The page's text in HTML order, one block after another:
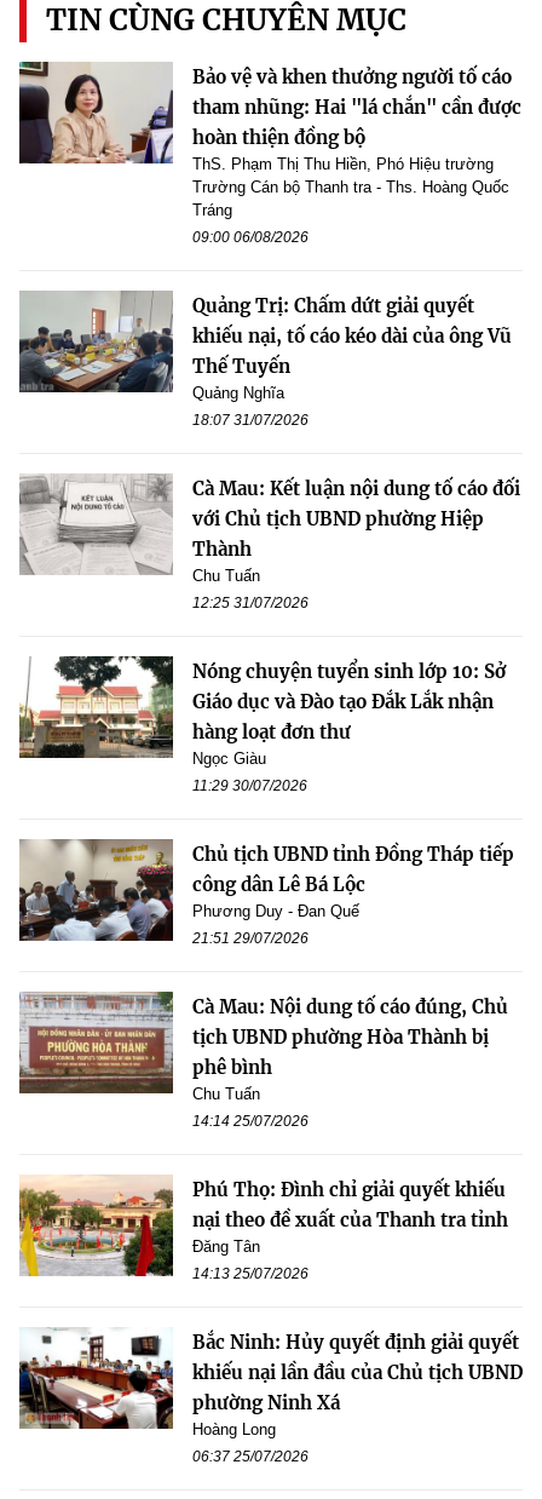
TIN CÙNG CHUYÊN MỤC
Bảo vệ và khen thưởng người tố cáo
tham nhũng: Hai "lá chắn" cần được
hoàn thiện đồng bộ
ThS. Phạm Thị Thu Hiền, Phó Hiệu trường
Trường Cán bộ Thanh tra - Ths. Hoàng Quốc
Tráng
09:00 06/08/2026
Quảng Trị: Chấm dứt giải quyết
khiếu nại, tố cáo kéo dài của ông Vũ
Thế Tuyến
Quảng Nghĩa
18:07 31/07/2026
Cà Mau: Kết luận nội dung tố cáo đối
với Chủ tịch UBND phường Hiệp
Thành
Chu Tuấn
12:25 31/07/2026
Nóng chuyện tuyển sinh lớp 10: Sở
Giáo dục và Đào tạo Đắk Lắk nhận
hàng loạt đơn thư
Ngọc Giàu
11:29 30/07/2026
Chủ tịch UBND tỉnh Đồng Tháp tiếp
công dân Lê Bá Lộc
Phương Duy - Đan Quế
21:51 29/07/2026
Cà Mau: Nội dung tố cáo đúng, Chủ
tịch UBND phường Hòa Thành bị
phê bình
Chu Tuấn
14:14 25/07/2026
Phú Thọ: Đình chỉ giải quyết khiếu
nại theo đề xuất của Thanh tra tỉnh
Đăng Tân
14:13 25/07/2026
Bắc Ninh: Hủy quyết định giải quyết
khiếu nại lần đầu của Chủ tịch UBND
phường Ninh Xá
Hoàng Long
06:37 25/07/2026